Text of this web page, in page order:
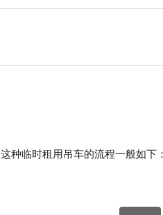
种临时租用吊车的流程一般如下